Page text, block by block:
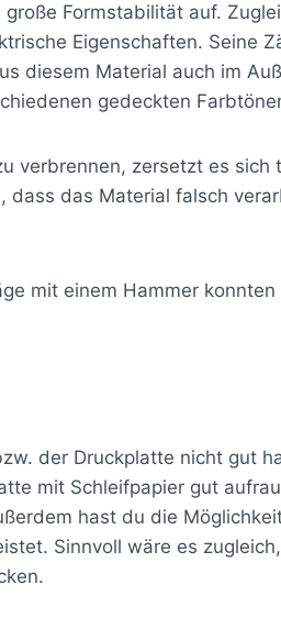
Formstabilität auf.
Eigenschaften. Seine
diesem Material auch im
gedeckten
verbrennen, zersetzt es
dass das Material falsch
mit einem Hammer
der Druckplatte nicht gut
mit Schleifpapier gut
hast du die
Sinnvoll wäre es